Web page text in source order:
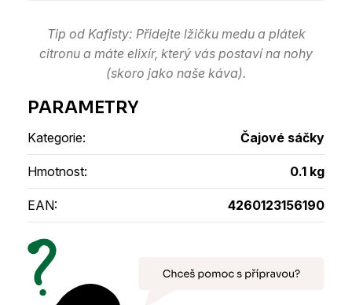
Tip od Kafisty: Přidejte lžičku medu a plátek
citronu a máte elixír, který vás postaví na nohy
(skoro jako naše káva).
Kategorie: Čajové sáčky
Hmotnost: 0.1 kg
EAN: 4260123156190